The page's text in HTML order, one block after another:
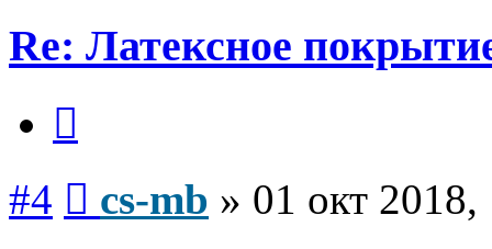
Re: Латексное
#4 cs-mb » 01 окт 2018,